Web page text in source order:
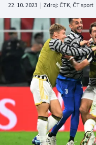
DALŠÍ SPORTY
Americký fotbal
Baseball a softbal
Basketbal
Biatlon
NEPŘEHLÉDNĚTE
Soutěže
Historické návraty
Aplikace ČT sport
22. 10. 2023 | Zdroj: ČTK, ČT sport